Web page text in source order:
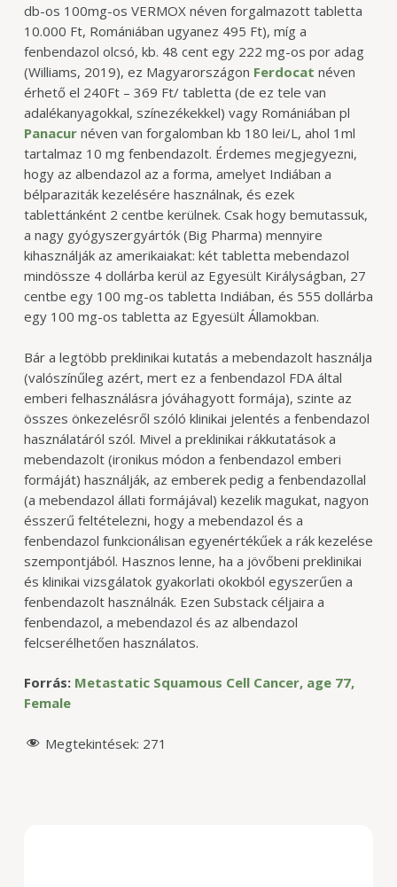
db-os 100mg-os VERMOX néven forgalmazott tabletta
10.000 Ft, Romániában ugyanez 495 Ft), míg a
fenbendazol olcsó, kb. 48 cent egy 222 mg-os por adag
(Williams, 2019), ez Magyarországon Ferdocat néven
érhető el 240Ft – 369 Ft/ tabletta (de ez tele van
adalékanyagokkal, színezékekkel) vagy Romániában pl
Panacurnéven van forgalomban kb 180 lei/L, ahol 1ml
tartalmaz 10 mg fenbendazolt. Érdemes megjegyezni,
hogy az albendazol az a forma, amelyet Indiában a
bélparaziták kezelésére használnak, és ezek
tablettánként 2 centbe kerülnek. Csak hogy bemutassuk,
a nagy gyógyszergyártók (Big Pharma) mennyire
kihasználják az amerikaiakat: két tabletta mebendazol
mindössze 4 dollárba kerül az Egyesült Királyságban, 27
centbe egy 100 mg-os tabletta Indiában, és 555 dollárba
egy 100 mg-os tabletta az Egyesült Államokban.
Bár a legtöbb preklinikai kutatás a mebendazolt használja
(valószínűleg azért, mert ez a fenbendazol FDA által
emberi felhasználásra jóváhagyott formája), szinte az
összes önkezelésről szóló klinikai jelentés a fenbendazol
használatáról szól. Mivel a preklinikai rákkutatások a
mebendazolt (ironikus módon a fenbendazol emberi
formáját) használják, az emberek pedig a fenbendazollal
(a mebendazol állati formájával) kezelik magukat, nagyon
ésszerű feltételezni, hogy a mebendazol és a
fenbendazol funkcionálisan egyenértékűek a rák kezelése
szempontjából. Hasznos lenne, ha a jövőbeni preklinikai
és klinikai vizsgálatok gyakorlati okokból egyszerűen a
fenbendazolt használnák. Ezen Substack céljaira a
fenbendazol, a mebendazol és az albendazol
felcserélhetően használatos.
Forrás: Metastatic Squamous Cell Cancer, age 77,
Female
Megtekintések: 271